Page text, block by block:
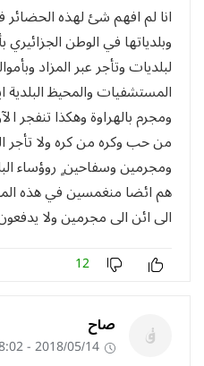
انا لم افهم شئ لهذه الحضائر
وبلدياتها في الوطن
لبلديات وتأجر عبر المزاد
المستشفيات والمحيظ
ومجرم بالهراوة وهكذا تنفجر
من حب وكره من كره ولا تأجر
ومجرمين وسفاحين ٍ روؤساء
هم ائضا منغمسين في هذه
الى ائن الى مجرمين ولا
12
صاح
2018/05/14 - 08:02